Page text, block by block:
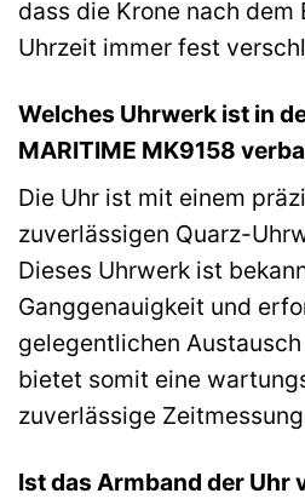
dass die Krone nach dem
Uhrzeit immer fest
Welches Uhrwerk ist in
MARITIME MK9158
Die Uhr ist mit einem
zuverlässigen Quarz-
Dieses Uhrwerk ist
Ganggenauigkeit und
gelegentlichen
bietet somit eine
zuverlässige
Ist das Armband der Uhr